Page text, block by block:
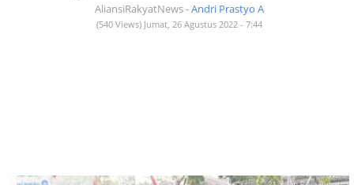
AliansiRakyatNews -Andri Prastyo A
(540 Views) Jumat, 26 Agustus 2022 - 7:44